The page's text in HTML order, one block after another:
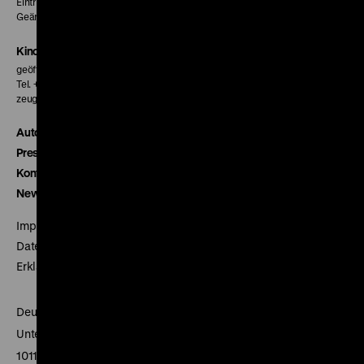
Geänderte Preise sind im Programm vermerkt.
Kinokasse
geöffnet 30 Minuten vor Beginn der ersten Vorstellung
Tel. + 49 30 20304-770
zeughauskino@dhm.de
Autor*innen
Presse
Kontakt
Newsletter
Impressum
Datenschutz
Erklärung digitale Barrierefreiheit
Deutsches Historisches Museum
Unter den Linden 2
10117 Berlin